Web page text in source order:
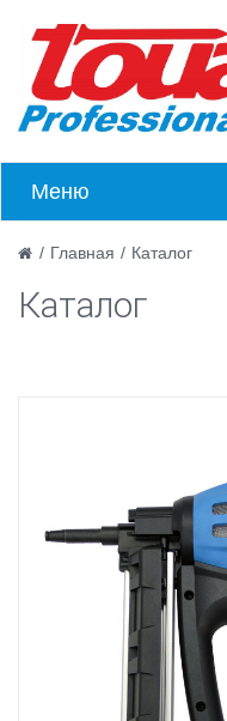
Меню
/ Главная / Каталог
Каталог